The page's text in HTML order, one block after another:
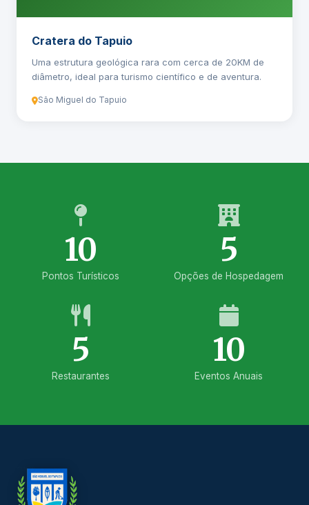
Cratera do Tapuio
Uma estrutura geológica rara com cerca de 20KM de
diâmetro, ideal para turismo científico e de aventura.
São Miguel do Tapuio
10
Pontos Turísticos
5
Opções de Hospedagem
5
Restaurantes
10
Eventos Anuais